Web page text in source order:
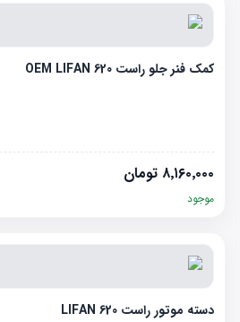
کمک فنر جلو راست OEM LIFAN 620
۸٬۱۶۰٬۰۰۰ تومان
موجود
دسته موتور راست LIFAN 620